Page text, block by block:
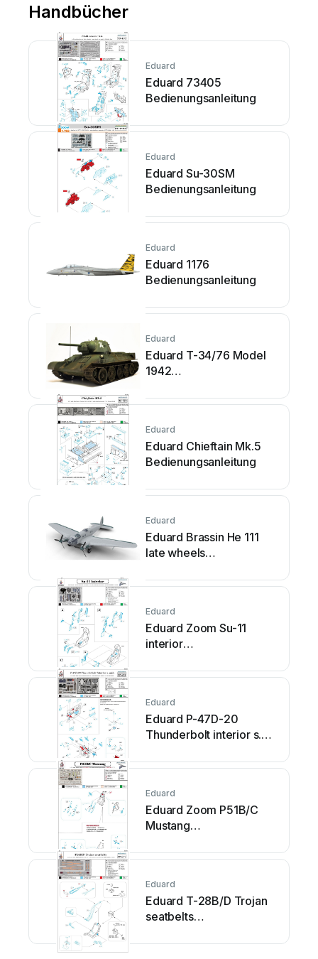
Handbücher
Eduard
Eduard 73405
Bedienungsanleitung
Eduard
Eduard Su-30SM
Bedienungsanleitung
Eduard
Eduard 1176
Bedienungsanleitung
Eduard
Eduard T-34/76 Model
1942
Eduard
Eduard Chieftain Mk.5
Bedienungsanleitung
Eduard
Eduard Brassin He 111
late wheels
Eduard
Eduard Zoom Su-11
interior
Eduard
Eduard P-47D-20
Thunderbolt interior s.
Bedienungsanleitung
Eduard
Eduard Zoom P51B/C
Mustang
Eduard
Eduard T-28B/D Trojan
seatbelts